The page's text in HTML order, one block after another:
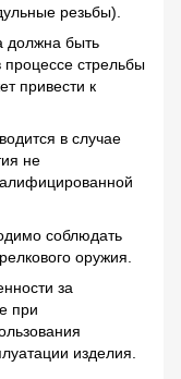
резьбы).
должна быть
процессе стрельбы
привести к
в случае
не
соблюдать
оружия.
за
при
изделия.